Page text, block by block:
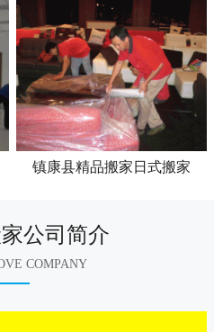
镇康县精品搬家日式搬家
公司简介
COMPANY